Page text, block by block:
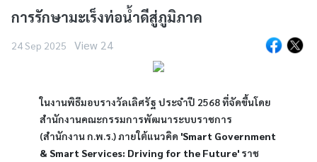
การรักษามะเร็งท่อน้ำดีสู่ภูมิภาค
24 Sep 2025 View 24
ในงานพิธีมอบรางวัลเลิศรัฐ ประจำปี 2568 ที่จัดขึ้นโดย
สำนักงานคณะกรรมการพัฒนาระบบราชการ
(สำนักงาน ก.พ.ร.) ภายใต้แนวคิด 'Smart Government
& Smart Services: Driving for the Future' ราช